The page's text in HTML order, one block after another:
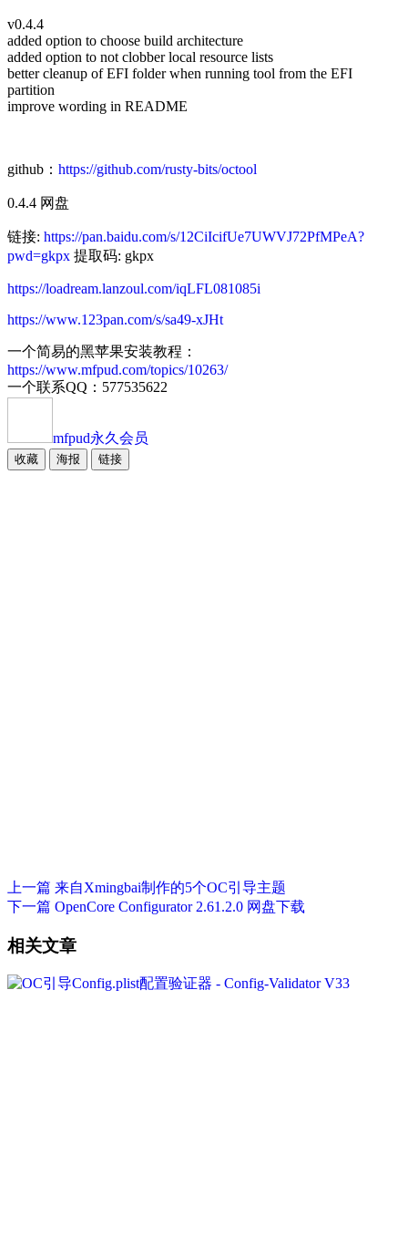
v0.4.4
added option to choose build architecture
added option to not clobber local resource lists
better cleanup of EFI folder when running tool from the EFI
partition
improve wording in README
github： https://github.com/rusty-bits/octool
0.4.4 网盘
链接: https://pan.baidu.com/s/12CiIcifUe7UWVJ72PfMPeA?
pwd=gkpx 提取码: gkpx
https://loadream.lanzoul.com/iqLFL081085i
https://www.123pan.com/s/sa49-xJHt
一个简易的黑苹果安装教程：
https://www.mfpud.com/topics/10263/
一个联系QQ：577535622
mfpud永久会员
收藏 海报 链接
上一篇 来自Xmingbai制作的5个OC引导主题
下一篇 OpenCore Configurator 2.61.2.0 网盘下载
相关文章